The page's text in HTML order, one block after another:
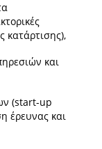
κατάρτισης),
και
(start-up
έρευνας και